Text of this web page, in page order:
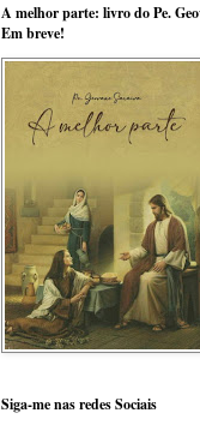
A melhor parte: livro do Pe.
Em breve!
Siga-me nas redes Sociais